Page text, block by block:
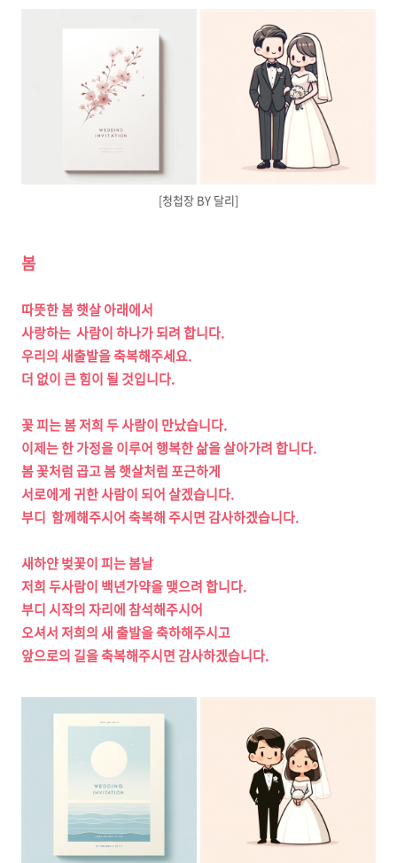
[청첩장 BY 달리]
봄
따뜻한 봄 햇살 아래에서
사랑하는 사람이 하나가 되려 합니다.
우리의 새출발을 축복해주세요.
더 없이 큰 힘이 될 것입니다.
꽃 피는 봄 저희 두 사람이 만났습니다.
이제는 한 가정을 이루어 행복한 삶을 살아가려 합니다.
봄 꽃처럼 곱고 봄 햇살처럼 포근하게
서로에게 귀한 사람이 되어 살겠습니다.
부디 함께해주시어 축복해 주시면 감사하겠습니다.
새하얀 벚꽃이 피는 봄날
저희 두사람이 백년가약을 맺으려 합니다.
부디 시작의 자리에 참석해주시어
오셔서 저희의 새 출발을 축하해주시고
앞으로의 길을 축복해주시면 감사하겠습니다.